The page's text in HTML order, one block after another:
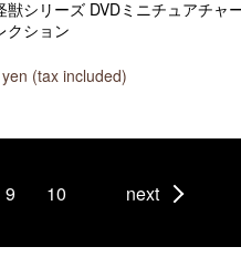
獣シリーズ DVDミニチュアチャ
クション
yen (tax included)
9 10 next